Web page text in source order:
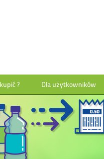
? Dla użytkowników